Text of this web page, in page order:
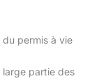
permis à vie
partie des